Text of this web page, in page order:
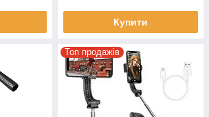
Купити
Топ продажів